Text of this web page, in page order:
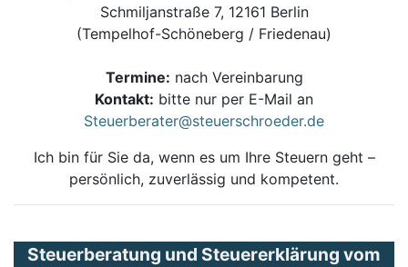
Schmiljanstraße 7, 12161 Berlin
(Tempelhof-Schöneberg / Friedenau)
Termine: nach Vereinbarung
Kontakt: bitte nur per E-Mail an
Steuerberater@steuerschroeder.de
Ich bin für Sie da, wenn es um Ihre Steuern geht –
persönlich, zuverlässig und kompetent.
Steuerberatung und Steuererklärung vom